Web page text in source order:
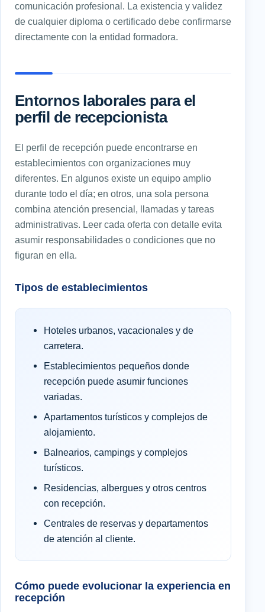
comunicación profesional. La existencia y validez
de cualquier diploma o certificado debe confirmarse
directamente con la entidad formadora.
Entornos laborales para el
perfil de recepcionista
El perfil de recepción puede encontrarse en
establecimientos con organizaciones muy
diferentes. En algunos existe un equipo amplio
durante todo el día; en otros, una sola persona
combina atención presencial, llamadas y tareas
administrativas. Leer cada oferta con detalle evita
asumir responsabilidades o condiciones que no
figuran en ella.
Tipos de establecimientos
Hoteles urbanos, vacacionales y de
carretera.
Establecimientos pequeños donde
recepción puede asumir funciones
variadas.
Apartamentos turísticos y complejos de
alojamiento.
Balnearios, campings y complejos
turísticos.
Residencias, albergues y otros centros
con recepción.
Centrales de reservas y departamentos
de atención al cliente.
Cómo puede evolucionar la experiencia en
recepción